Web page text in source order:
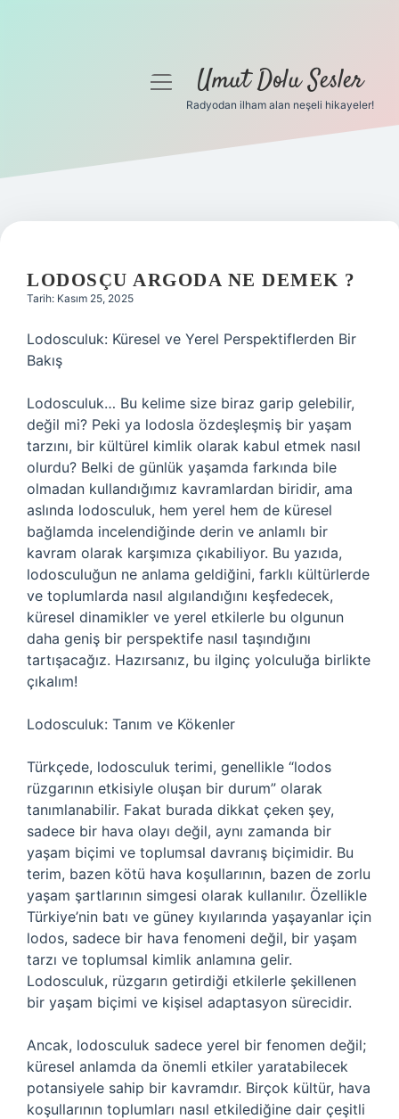
Gizlilik Politikası
Yasal Uyarı
menüyüUmut Dolu Sesler
Radyodan ilham alan neşeli hikayeler!
LODOSÇU ARGODA NE DEMEK ?
Tarih: Kasım 25, 2025
Lodosculuk: Küresel ve Yerel Perspektiflerden Bir
Bakış
Lodosculuk… Bu kelime size biraz garip gelebilir,
değil mi? Peki ya lodosla özdeşleşmiş bir yaşam
tarzını, bir kültürel kimlik olarak kabul etmek nasıl
olurdu? Belki de günlük yaşamda farkında bile
olmadan kullandığımız kavramlardan biridir, ama
aslında lodosculuk, hem yerel hem de küresel
bağlamda incelendiğinde derin ve anlamlı bir
kavram olarak karşımıza çıkabiliyor. Bu yazıda,
lodosculuğun ne anlama geldiğini, farklı kültürlerde
ve toplumlarda nasıl algılandığını keşfedecek,
küresel dinamikler ve yerel etkilerle bu olgunun
daha geniş bir perspektife nasıl taşındığını
tartışacağız. Hazırsanız, bu ilginç yolculuğa birlikte
çıkalım!
Lodosculuk: Tanım ve Kökenler
Türkçede, lodosculuk terimi, genellikle “lodos
rüzgarının etkisiyle oluşan bir durum” olarak
tanımlanabilir. Fakat burada dikkat çeken şey,
sadece bir hava olayı değil, aynı zamanda bir
yaşam biçimi ve toplumsal davranış biçimidir. Bu
terim, bazen kötü hava koşullarının, bazen de zorlu
yaşam şartlarının simgesi olarak kullanılır. Özellikle
Türkiye’nin batı ve güney kıyılarında yaşayanlar için
lodos, sadece bir hava fenomeni değil, bir yaşam
tarzı ve toplumsal kimlik anlamına gelir.
Lodosculuk, rüzgarın getirdiği etkilerle şekillenen
bir yaşam biçimi ve kişisel adaptasyon sürecidir.
Ancak, lodosculuk sadece yerel bir fenomen değil;
küresel anlamda da önemli etkiler yaratabilecek
potansiyele sahip bir kavramdır. Birçok kültür, hava
koşullarının toplumları nasıl etkilediğine dair çeşitli